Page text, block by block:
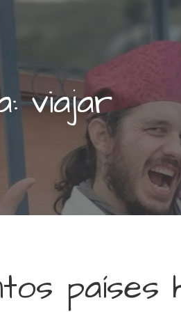
viajar
países